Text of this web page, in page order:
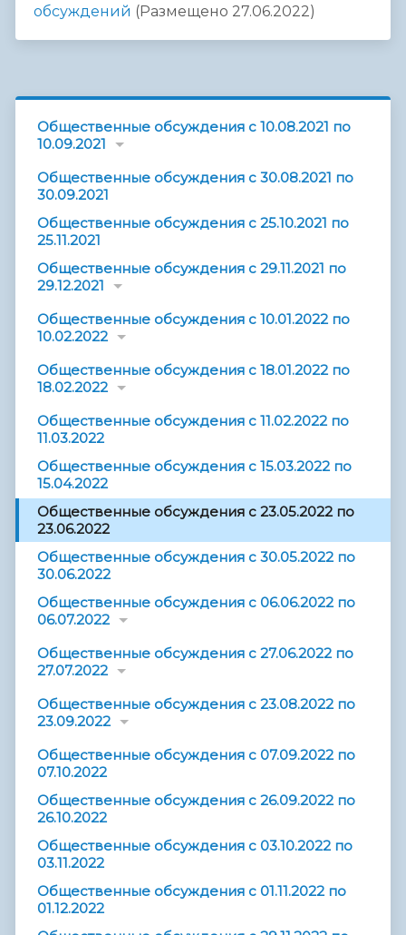
обсуждений (Размещено 27.06.2022)
Общественные обсуждения с 10.08.2021 по
10.09.2021
Общественные обсуждения с 30.08.2021 по
30.09.2021
Общественные обсуждения с 25.10.2021 по
25.11.2021
Общественные обсуждения с 29.11.2021 по
29.12.2021
Общественные обсуждения с 10.01.2022 по
10.02.2022
Общественные обсуждения с 18.01.2022 по
18.02.2022
Общественные обсуждения с 11.02.2022 по
11.03.2022
Общественные обсуждения с 15.03.2022 по
15.04.2022
Общественные обсуждения с 23.05.2022 по
23.06.2022
Общественные обсуждения с 30.05.2022 по
30.06.2022
Общественные обсуждения с 06.06.2022 по
06.07.2022
Общественные обсуждения с 27.06.2022 по
27.07.2022
Общественные обсуждения с 23.08.2022 по
23.09.2022
Общественные обсуждения с 07.09.2022 по
07.10.2022
Общественные обсуждения с 26.09.2022 по
26.10.2022
Общественные обсуждения с 03.10.2022 по
03.11.2022
Общественные обсуждения с 01.11.2022 по
01.12.2022